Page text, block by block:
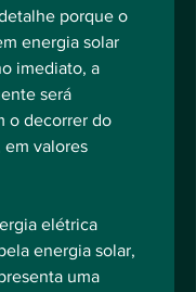
porque o
energia solar
imediato, a
será
o decorrer do
em valores
elétrica
energia solar,
uma